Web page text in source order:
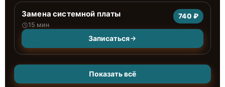
Замена системной платы
15 мин
740 ₽
Записаться
Показать всё